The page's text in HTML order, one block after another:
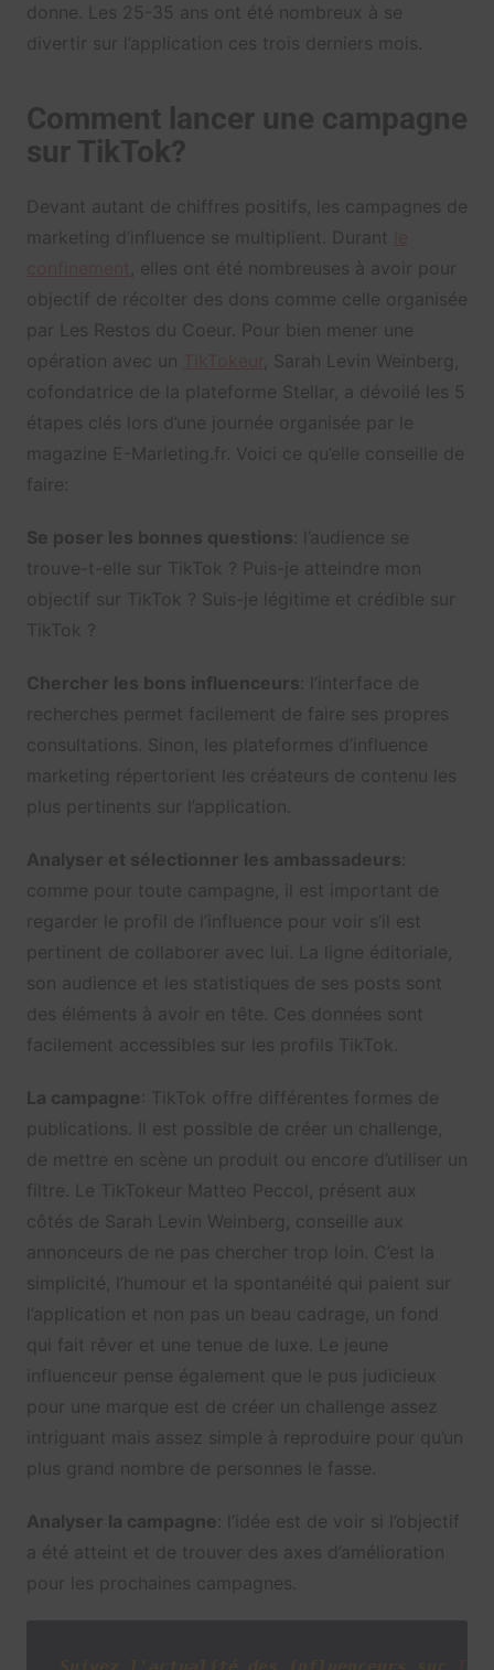
donne. Les 25-35 ans ont été nombreux à se
divertir sur l’application ces trois derniers mois.
Comment lancer une campagne
sur TikTok?
Devant autant de chiffres positifs, les campagnes de
marketing d’influence se multiplient. Durant
, elles ont été nombreuses à avoir pour
objectif de récolter des dons comme celle organisée
par Les Restos du Coeur. Pour bien mener une
opération avec un
, Sarah Levin Weinberg,
cofondatrice de la plateforme Stellar, a dévoilé les 5
étapes clés lors d’une journée organisée par le
magazine E-Marleting.fr. Voici ce qu’elle conseille de
faire:
Se poser les bonnes questions: l’audience se
trouve-t-elle sur TikTok ? Puis-je atteindre mon
objectif sur TikTok ? Suis-je légitime et crédible sur
TikTok ?
Chercher les bons influenceurs: l’interface de
recherches permet facilement de faire ses propres
consultations. Sinon, les plateformes d’influence
marketing répertorient les créateurs de contenu les
plus pertinents sur l’application.
Analyser et sélectionner les ambassadeurs:
comme pour toute campagne, il est important de
regarder le profil de l’influence pour voir s’il est
pertinent de collaborer avec lui. La ligne éditoriale,
son audience et les statistiques de ses posts sont
des éléments à avoir en tête. Ces données sont
facilement accessibles sur les profils TikTok.
La campagne : TikTok offre différentes formes de
publications. Il est possible de créer un challenge,
de mettre en scène un produit ou encore d’utiliser un
filtre. Le TikTokeur Matteo Peccol, présent aux
côtés de Sarah Levin Weinberg, conseille aux
annonceurs de ne pas chercher trop loin. C’est la
simplicité, l’humour et la spontanéité qui paient sur
l’application et non pas un beau cadrage, un fond
qui fait rêver et une tenue de luxe. Le jeune
influenceur pense également que le pus judicieux
pour une marque est de créer un challenge assez
intriguant mais assez simple à reproduire pour qu’un
plus grand nombre de personnes le fasse.
Analyser la campagne : l’idée est de voir si l’objectif
a été atteint et de trouver des axes d’amélioration
pour les prochaines campagnes.